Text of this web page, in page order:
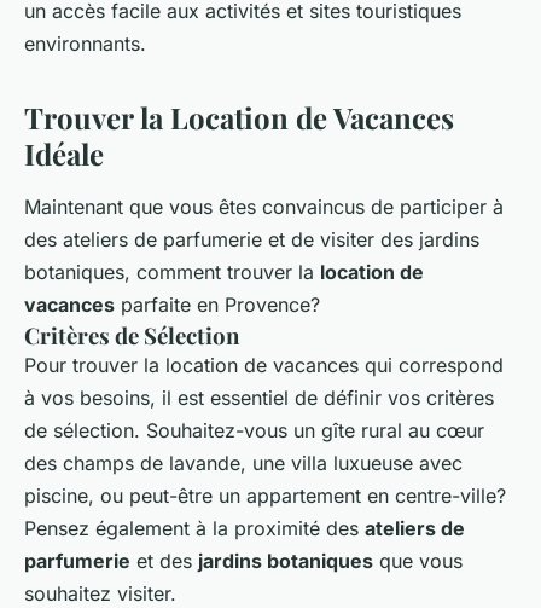
un accès facile aux activités et sites touristiques
environnants.
Trouver la Location de Vacances
Idéale
Maintenant que vous êtes convaincus de participer à
des ateliers de parfumerie et de visiter des jardins
botaniques, comment trouver la location de
vacances parfaite en Provence?
Critères de Sélection
Pour trouver la location de vacances qui correspond
à vos besoins, il est essentiel de définir vos critères
de sélection. Souhaitez-vous un gîte rural au cœur
des champs de lavande, une villa luxueuse avec
piscine, ou peut-être un appartement en centre-ville?
Pensez également à la proximité des ateliers de
parfumerie et des jardins botaniques que vous
souhaitez visiter.